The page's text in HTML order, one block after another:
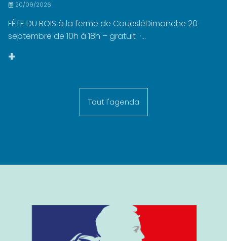
20/09/2026
FÊTE DU BOIS à la ferme de CouesléDimanche 20
septembre de 10h à 18h – gratuit ·...
+
Tout l'agenda